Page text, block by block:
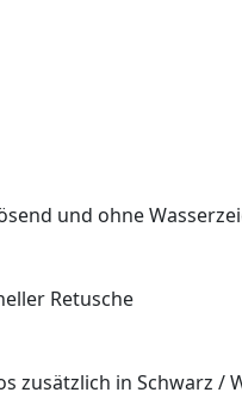
und ohne
Retusche
zusätzlich in Schwarz /